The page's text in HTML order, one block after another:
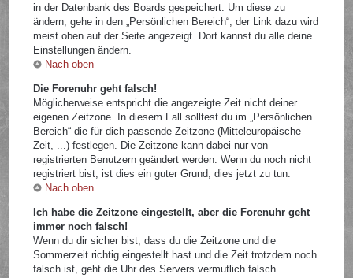
in der Datenbank des Boards gespeichert. Um diese zu
ändern, gehe in den „Persönlichen Bereich“; der Link dazu wird
meist oben auf der Seite angezeigt. Dort kannst du alle deine
Einstellungen ändern.
Nach oben
Die Forenuhr geht falsch!
Möglicherweise entspricht die angezeigte Zeit nicht deiner
eigenen Zeitzone. In diesem Fall solltest du im „Persönlichen
Bereich“ die für dich passende Zeitzone (Mitteleuropäische
Zeit, ...) festlegen. Die Zeitzone kann dabei nur von
registrierten Benutzern geändert werden. Wenn du noch nicht
registriert bist, ist dies ein guter Grund, dies jetzt zu tun.
Nach oben
Ich habe die Zeitzone eingestellt, aber die Forenuhr geht
immer noch falsch!
Wenn du dir sicher bist, dass du die Zeitzone und die
Sommerzeit richtig eingestellt hast und die Zeit trotzdem noch
falsch ist, geht die Uhr des Servers vermutlich falsch.